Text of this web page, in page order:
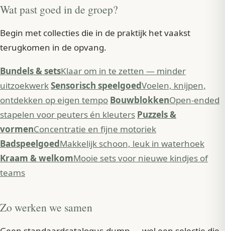
Wat past goed in de groep?
Begin met collecties die in de praktijk het vaakst
terugkomen in de opvang.
Bundels & setsKlaar om in te zetten — minder
uitzoekwerkSensorisch speelgoedVoelen, knijpen,
ontdekken op eigen tempo BouwblokkenOpen-ended
stapelen voor peuters én kleuters Puzzels &
vormenConcentratie en fijne motoriek
BadspeelgoedMakkelijk schoon, leuk in waterhoek
Kraam & welkomMooie sets voor nieuwe kindjes of
teams
Zo werken we samen